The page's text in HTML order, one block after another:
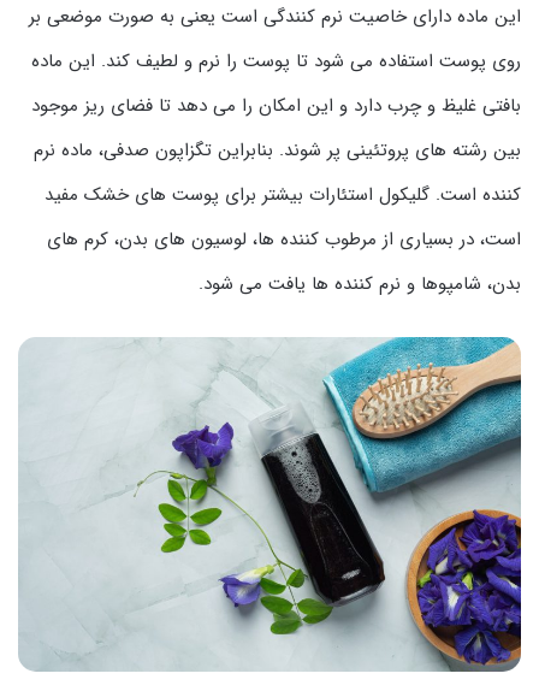
این ماده دارای خاصیت نرم کنندگی است یعنی به صورت موضعی بر
روی پوست استفاده می شود تا پوست را نرم و لطیف کند. این ماده
بافتی غلیظ و چرب دارد و این امکان را می دهد تا فضای ریز موجود
بین رشته های پروتئینی پر شوند. بنابراین تگزاپون صدفی، ماده نرم
کننده است. گلیکول استئارات بیشتر برای پوست های خشک مفید
است، در بسیاری از مرطوب کننده ها، لوسیون های بدن، کرم های
بدن، شامپوها و نرم کننده ها یافت می شود.